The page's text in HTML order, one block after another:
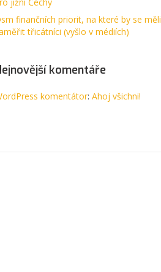
finančních priorit, na které by se měli
třicátníci (vyšlo v médiích)
komentáře
komentátor: Ahoj všichni!